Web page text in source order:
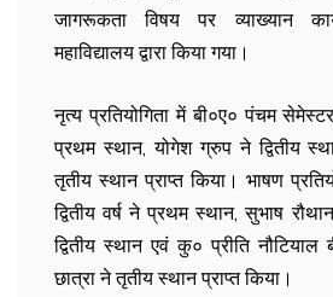
जागरूकता विषय पर व्याख्यान
महाविद्यालय द्वारा किया गया।
नृत्य प्रतियोगिता में बी०ए० पंचम
प्रथम स्थान, योगेश ग्रुप ने द्वितीय
तृतीय स्थान प्राप्त किया। भाषण
द्वितीय वर्ष ने प्रथम स्थान, सुभाष
द्वितीय स्थान एवं कु० प्रीति नौटियाल
छात्रा ने तृतीय स्थान प्राप्त किया।